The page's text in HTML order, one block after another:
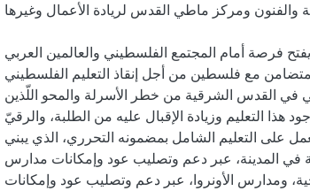
والفنون ومركز ماطي القدس لريادة الأعمال وغيرها.
فرصة أمام المجتمع الفلسطيني والعالمين العربي
مع فلسطين من أجل إنقاذ التعليم الفلسطيني
في القدس الشرقية من خطر الأسرلة والمحو اللّذين
هذا التعليم وزيادة الإقبال عليه من الطلبة، والرقيّ
على التعليم الشامل بمضمونه التحرري، الذي يبني
المدينة، عبر دعم وتصليب عود وإمكانات مدارس
ومدارس الأونروا، عبر دعم وتصليب عود وإمكانات